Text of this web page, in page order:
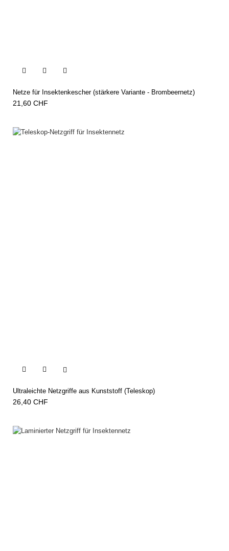
 
Netze für Insektenkescher (stärkere Variante - Brombeernetz)
21,60 CHF
 
Ultraleichte Netzgriffe aus Kunststoff (Teleskop)
26,40 CHF